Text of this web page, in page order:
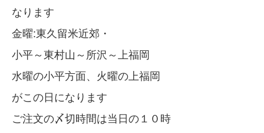
なります
金曜:東久留米近郊・
小平～東村山～所沢～上福岡
水曜の小平方面、火曜の上福岡
がこの日になります
ご注文の〆切時間は当日の１０時